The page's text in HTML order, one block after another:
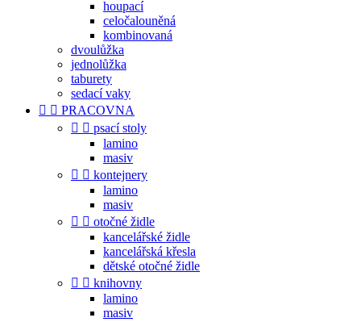
houpací
celočalouněná
kombinovaná
dvoulůžka
jednolůžka
taburety
sedací vaky
  PRACOVNA
  psací stoly
lamino
masiv
  kontejnery
lamino
masiv
  otočné židle
kancelářské židle
kancelářská křesla
dětské otočné židle
  knihovny
lamino
masiv